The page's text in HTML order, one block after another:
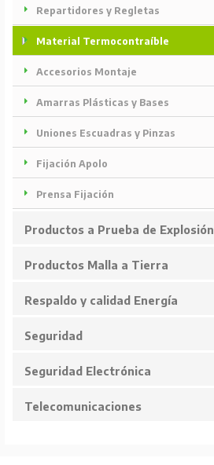
Repartidores y Regletas
Material Termocontraíble
Accesorios Montaje
Amarras Plásticas y Bases
Uniones Escuadras y Pinzas
Fijación Apolo
Prensa Fijación
Productos a Prueba de Explosión
Productos Malla a Tierra
Respaldo y calidad Energía
Seguridad
Seguridad Electrónica
Telecomunicaciones